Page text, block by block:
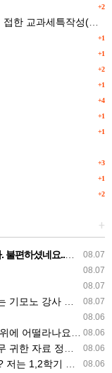
+2
+1
+1
+2
+1
+4
+1
+1
+3
+1
+2
+
08.07
네요..죄송합니다..
08.07
08.07
08.07
강사 이십니다.
08.06
08.06
요...감사합니다. ^^
08.06
말 감사합니다!!!
08.06
단어와 분량이 더 많다…